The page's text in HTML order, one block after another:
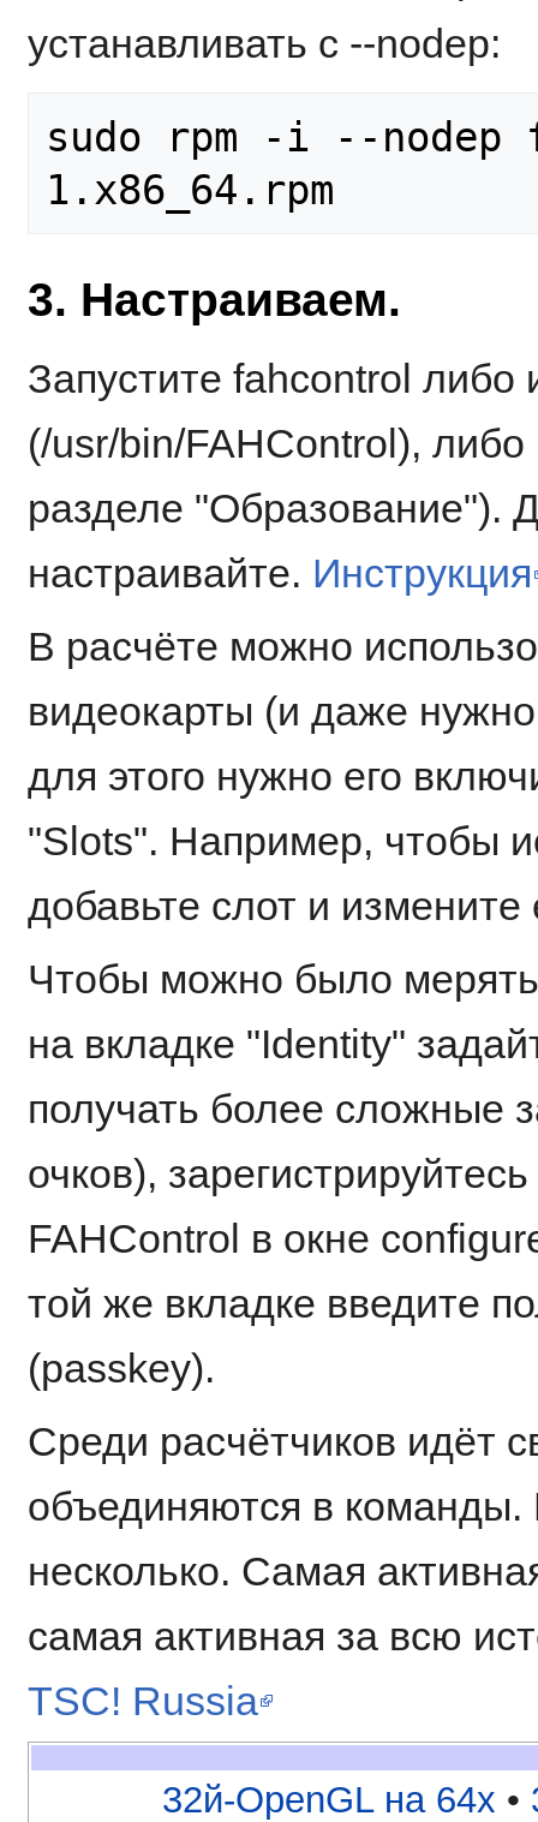
устанавливать с --nodep:
sudo rpm -i --
3. Настраиваем.
Запустите fahcontrol либо
(/usr/bin/FAHControl),
разделе "Образование").
настраивайте. Инструкция
В расчёте можно
видеокарты (и даже
для этого нужно его
"Slots". Например, чтобы
добавьте слот и
Чтобы можно было
на вкладке "Identity"
получать более сложные
очков),
FAHControl в окне
той же вкладке введите
(passkey).
Среди расчётчиков идёт
объединяются в команды.
несколько. Самая
cамая активная за всю
TSC! Russia
32й-OpenGL на 64x •